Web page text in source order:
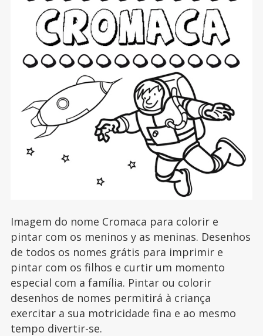
Imagem do nome Cromaca para colorir e
pintar com os meninos y as meninas. Desenhos
de todos os nomes grátis para imprimir e
pintar com os filhos e curtir um momento
especial com a família. Pintar ou colorir
desenhos de nomes permitirá à criança
exercitar a sua motricidade fina e ao mesmo
tempo divertir-se.